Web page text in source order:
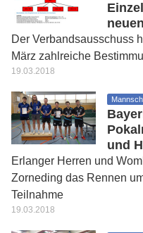
Der Verbandsausschuss
März zahlreiche
19.03.2018
und
Erlanger Herren und
Zorneding das Rennen
Teilnahme
19.03.2018